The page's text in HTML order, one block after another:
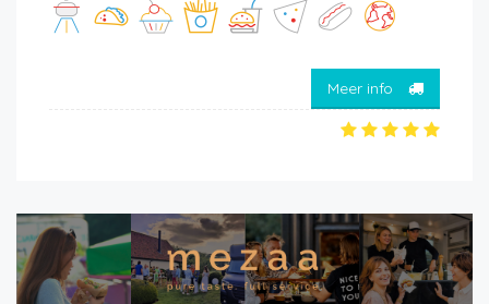
Meer info